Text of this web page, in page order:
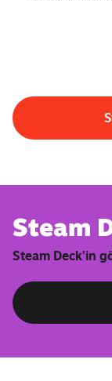
Steam
Steam Deck'in